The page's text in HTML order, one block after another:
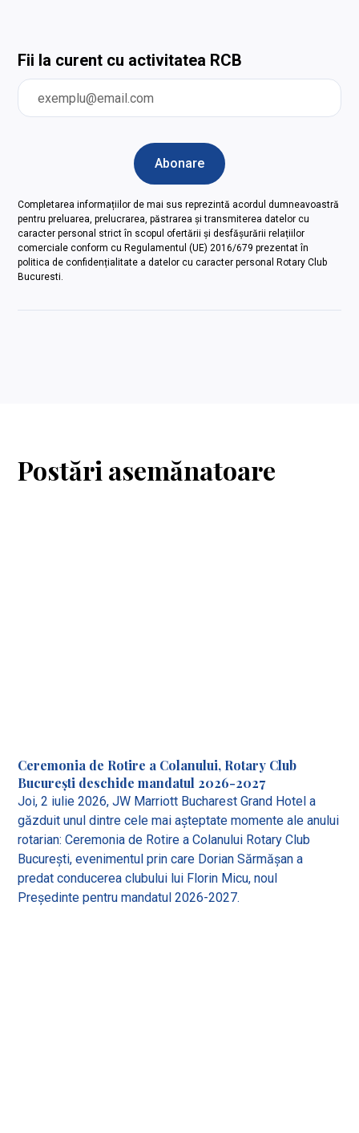
Fii la curent cu activitatea RCB
Completarea informațiilor de mai sus reprezintă acordul dumneavoastră
pentru preluarea, prelucrarea, păstrarea și transmiterea datelor cu
caracter personal strict în scopul ofertării și desfășurării relațiilor
comerciale conform cu Regulamentul (UE) 2016/679 prezentat în
politica de confidențialitate a datelor cu caracter personal Rotary Club
Bucuresti.
Postări asemănatoare
Ceremonia de Rotire a Colanului, Rotary Club
București deschide mandatul 2026-2027
Joi, 2 iulie 2026, JW Marriott Bucharest Grand Hotel a
găzduit unul dintre cele mai așteptate momente ale anului
rotarian: Ceremonia de Rotire a Colanului Rotary Club
București, evenimentul prin care Dorian Sărmășan a
predat conducerea clubului lui Florin Micu, noul
Președinte pentru mandatul 2026-2027.